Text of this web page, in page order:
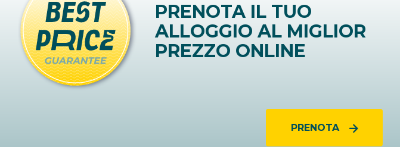
PRENOTA IL TUO
ALLOGGIO AL MIGLIOR
PREZZO ONLINE
PRENOTA